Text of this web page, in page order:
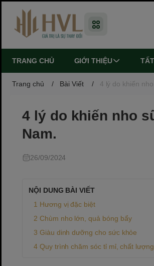
TRANG CHỦ GIỚI THIỆU
Trang chủ / Bài Viết / 4 lý do khiến
4 lý do khiến nho
Nam.
26/09/2024
NỘI DUNG BÀI VIẾT
Hương vị đặc biệt
Chùm nho lớn, quả bóng bẩy
Giàu dinh dưỡng cho sức khỏe
Quy trình chăm sóc tỉ mỉ, chất lượng